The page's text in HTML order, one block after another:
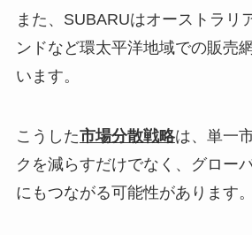
また、SUBARUはオーストラリ
ンドなど環太平洋地域での販売
います。
こうした市場分散戦略は、単一
クを減らすだけでなく、グロー
にもつながる可能性があります。